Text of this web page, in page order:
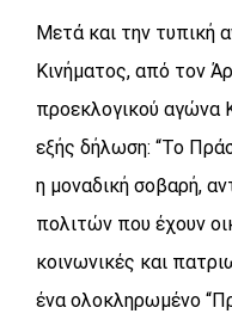
Μετά και την τυπική
Κινήματος, από τον
προεκλογικού αγώνα
εξής δήλωση: “Το
η μοναδική σοβαρή,
πολιτών που έχουν
κοινωνικές και
ένα ολοκληρωμένο